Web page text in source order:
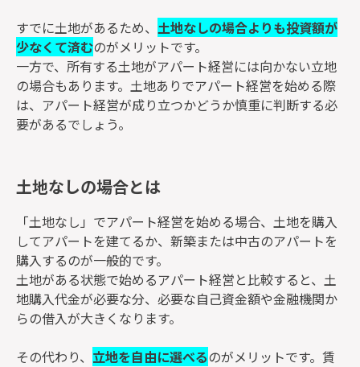
すでに土地があるため、 土地なしの場合よりも投資額が
少なくて済むのがメリットです。
一方で、所有する土地がアパート経営には向かない立地
の場合もあります。土地ありでアパート経営を始める際
は、アパート経営が成り立つかどうか慎重に判断する必
要があるでしょう。
土地なしの場合とは
「土地なし」でアパート経営を始める場合、土地を購入
してアパートを建てるか、新築または中古のアパートを
購入するのが一般的です。
土地がある状態で始めるアパート経営と比較すると、土
地購入代金が必要な分、必要な自己資金額や金融機関か
らの借入が大きくなります。
その代わり、 立地を自由に選べるのがメリットです。賃